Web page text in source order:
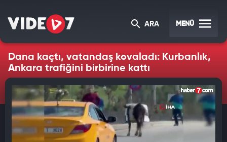
ARA MENÜ
Dana kaçtı, vatandaş kovaladı: Kurbanlık,
Ankara trafiğini birbirine kattı